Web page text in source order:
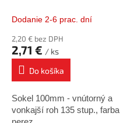
Dodanie 2-6 prac. dní
2,20 € bez DPH
2,71 € / ks
Do košíka
Sokel 100mm - vnútorný a
vonkajší roh 135 stup., farba